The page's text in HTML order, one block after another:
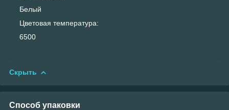
Белый
Цветовая температура:
6500
Скрыть
Способ упаковки